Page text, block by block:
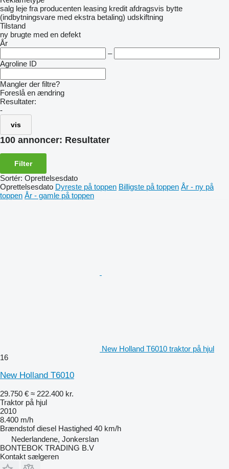
salg leje fra producenten leasing kredit afdragsvis bytte
(indbytningsvare med ekstra betaling) udskiftning
Tilstand
ny brugte med en defekt
År
–
Agroline ID
Mangler der filtre?
Foreslå en ændring
Resultater:
-
vis
100 annoncer: Resultater
Filter
Sortér: Oprettelsesdato
Oprettelsesdato Dyreste på toppen Billigste på toppen År - ny på
toppen År - gamle på toppen
New Holland T6010 traktor på hjul
16
New Holland T6010
29.750 € ≈ 222.400 kr.
Traktor på hjul
2010
8.400 m/h
Brændstof diesel Hastighed 40 km/h
Nederlandene, Jonkerslan
BONTEBOK TRADING B.V
Kontakt sælgeren